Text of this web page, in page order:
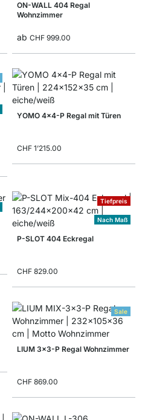
ON-WALL 404 Regal
Wohnzimmer
ab CHF 999.00
YOMO 4x4-P Regal mit Türen
CHF 1’215.00
Tiefpreis
Nach Maß
P-SLOT 404 Eckregal
CHF 829.00
Sale
LIUM 3x3-P Regal Wohnzimmer
CHF 869.00